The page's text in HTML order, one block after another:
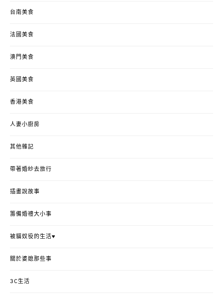
台南美食
法國美食
澳門美食
英國美食
香港美食
人妻小廚房
其他雜記
帶著婚紗去旅行
插畫說故事
籌備婚禮大小事
被貓奴役的生活♥
關於婆媳那些事
3C生活